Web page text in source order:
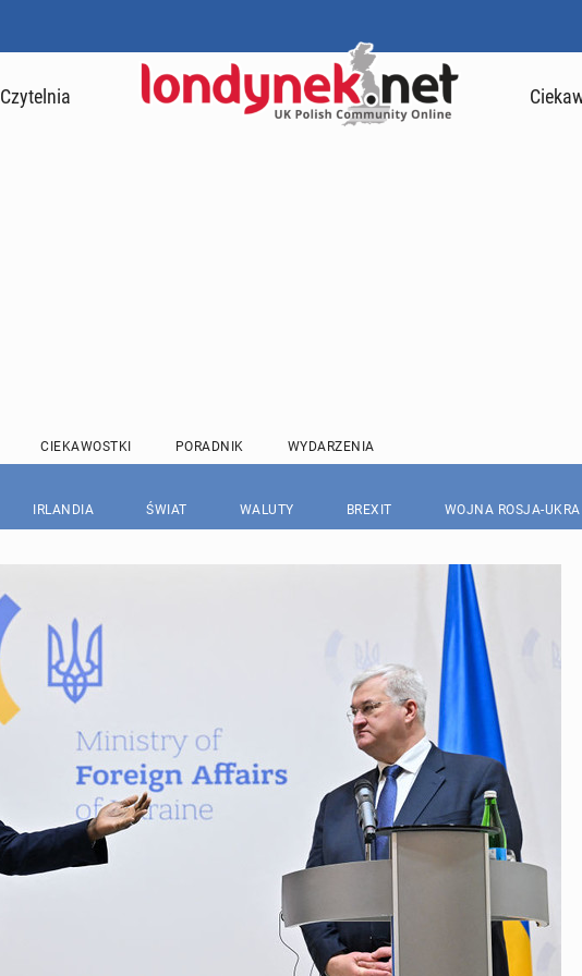
Czytelnia
CIEKAWOSTKI PORADNIK WYDARZENIA
IRLANDIA ŚWIAT WALUTY BREXIT WOJNA ROSJA-